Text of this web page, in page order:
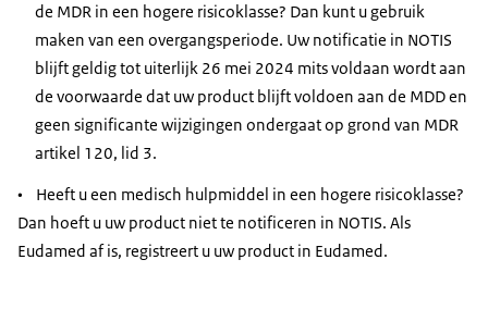
de MDR in een hogere risicoklasse? Dan kunt u gebruik
maken van een overgangsperiode. Uw notificatie in NOTIS
blijft geldig tot uiterlijk 26 mei 2024 mits voldaan wordt aan
de voorwaarde dat uw product blijft voldoen aan de MDD en
geen significante wijzigingen ondergaat op grond van MDR
artikel 120, lid 3.
• Heeft u een medisch hulpmiddel in een hogere risicoklasse?
Dan hoeft u uw product niet te notificeren in NOTIS. Als
Eudamed af is, registreert u uw product in Eudamed.